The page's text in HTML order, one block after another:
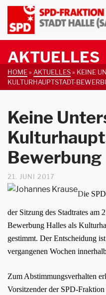
AKTUELLES
HOME» AKTUELLES» KEINE
KULTURHAUPTSTADT-
Keine
Bewerbung
21. JUNI 2017
Die
der Sitzung des Stadtrates am
Bewerbung Halles als
gestimmt. Der Entscheidung
vergangenen Wochen
Zum Abstimmungsverhalten
Vorsitzender der SPD-